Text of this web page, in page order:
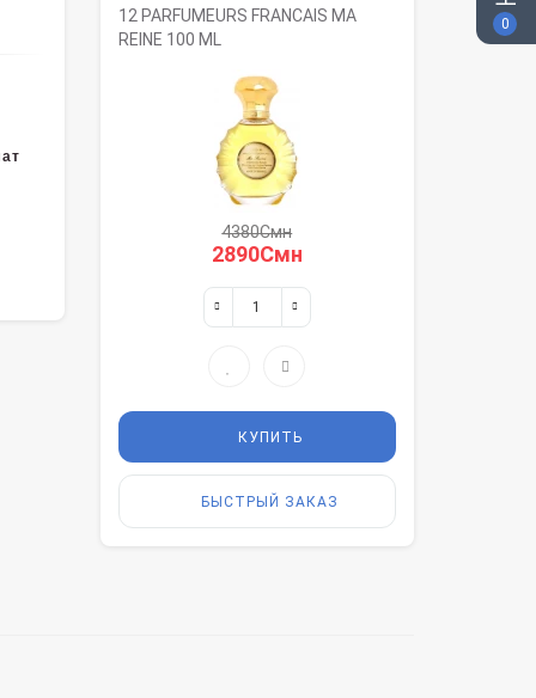
0
12 PARFUMEURS FRANCAIS MA
REINE 100 ML
4380Смн
2890Смн
КУПИТЬ
БЫСТРЫЙ ЗАКАЗ